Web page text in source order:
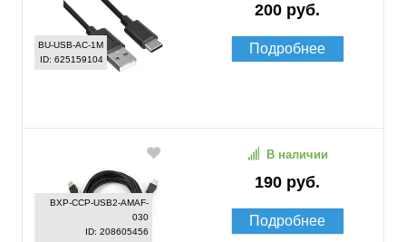
BU-USB-AC-1M
ID: 625159104
200 руб.
Подробнее
BXP-CCP-USB2-AMAF-
030
ID: 208605456
190 руб.
В наличии
Подробнее